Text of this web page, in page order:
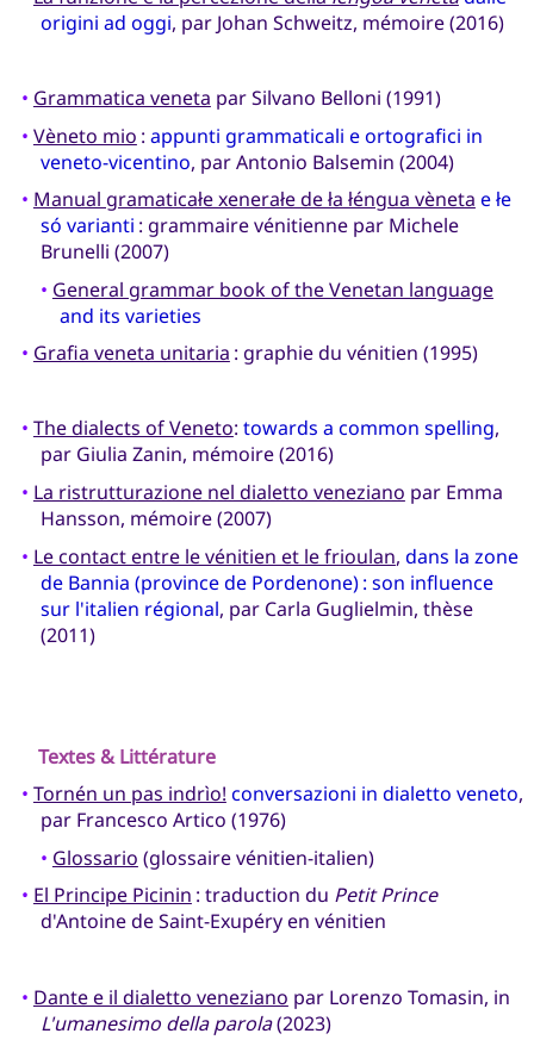
origini ad oggi, par Johan Schweitz, mémoire (2016)
• Grammatica veneta par Silvano Belloni (1991)
• Vèneto mio : appunti grammaticali e ortografici in
veneto-vicentino, par Antonio Balsemin (2004)
• Manual gramaticałe xenerałe de ła łéngua vèneta e łe
só varianti : grammaire vénitienne par Michele
Brunelli (2007)
• General grammar book of the Venetan language
and its varieties
• Grafia veneta unitaria : graphie du vénitien (1995)
• The dialects of Veneto: towards a common spelling,
par Giulia Zanin, mémoire (2016)
• La ristrutturazione nel dialetto veneziano par Emma
Hansson, mémoire (2007)
• Le contact entre le vénitien et le frioulan, dans la zone
de Bannia (province de Pordenone) : son influence
sur l'italien régional, par Carla Guglielmin, thèse
(2011)
Textes & Littérature
• Tornén un pas indrìo! conversazioni in dialetto veneto,
par Francesco Artico (1976)
• Glossario (glossaire vénitien-italien)
• El Principe Picinin : traduction du Petit Prince
d'Antoine de Saint-Exupéry en vénitien
• Dante e il dialetto veneziano par Lorenzo Tomasin, in
L'umanesimo della parola(2023)